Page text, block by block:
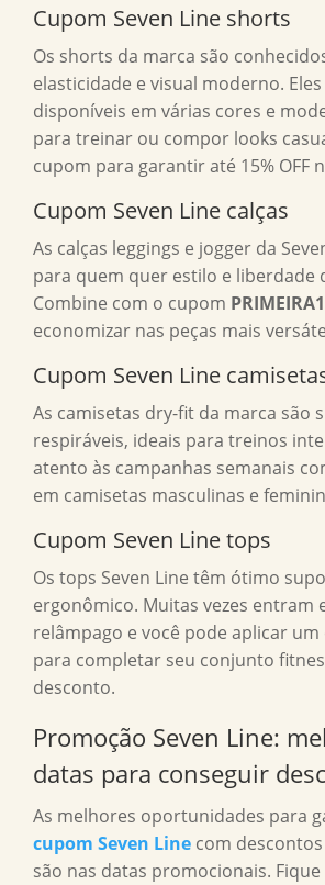
Cupom Seven Line shorts
Os shorts da marca são
elasticidade e visual moderno.
disponíveis em várias cores e
para treinar ou compor looks
cupom para garantir até 15% OFF
Cupom Seven Line calças
As calças leggings e jogger da
para quem quer estilo e liberdade
Combine com o cupom
economizar nas peças mais
Cupom Seven Line
As camisetas dry-fit da marca são
respiráveis, ideais para treinos
atento às campanhas semanais
em camisetas masculinas e
Cupom Seven Line tops
Os tops Seven Line têm ótimo
ergonômico. Muitas vezes entram
relâmpago e você pode aplicar
para completar seu conjunto
desconto.
Promoção Seven Line:
datas para conseguir
As melhores oportunidades para
cupom Seven Line com
são nas datas promocionais.